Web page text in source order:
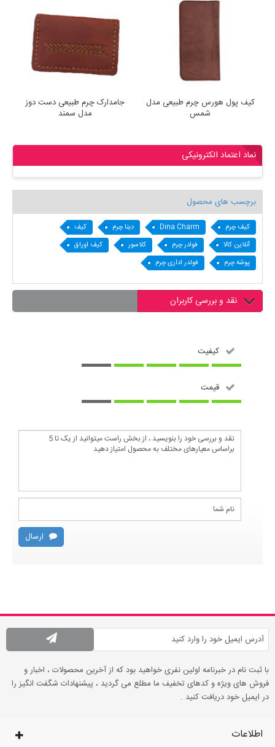
جامدارک چرم طبیعی دست دوز
مدل سمند
کیف پول هورس چرم طبیعی مدل
شمس
نماد اعتماد الکترونیکی
برچسب های محصول
کیف چرم Dina Charm دینا چرم
کیف
آنلاین کالا
فوادر چرم کلاسور
کیف اوراق
پوشه چرم
فولدر اداری چرم
نقد و بررسی کاربران
کیفیت
قیمت
ارسال
با ثبت نام در خبرنامه اولین نفری خواهید بود که از آخرین محصولات ، اخبار و
فروش های ویژه و کدهای تخفیف ما مطلع می گردید ، پیشنهادات شگفت انگیز را
در ایمیل خود دریافت کنید .
اطلاعات